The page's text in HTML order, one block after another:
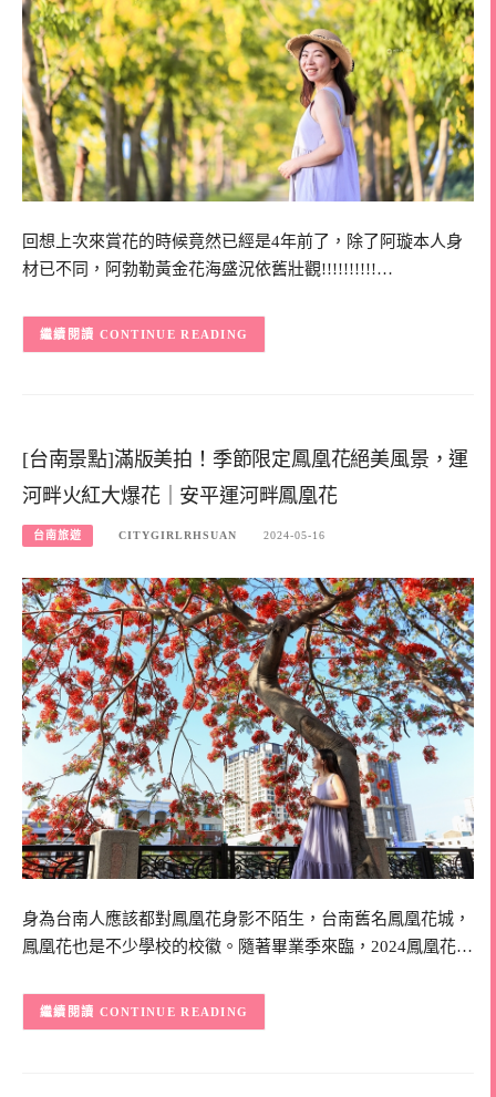
回想上次來賞花的時候竟然已經是4年前了，除了阿璇本人身
材已不同，阿勃勒黃金花海盛況依舊壯觀!!!!!!!!!!…
CONTINUE READING
[台南景點]滿版美拍！季節限定鳳凰花絕美風景，運
河畔火紅大爆花｜安平運河畔鳳凰花
台南旅遊 CITYGIRLRHSUAN 2024-05-16
身為台南人應該都對鳳凰花身影不陌生，台南舊名鳳凰花城，
鳳凰花也是不少學校的校徽。隨著畢業季來臨，2024鳳凰花…
CONTINUE READING